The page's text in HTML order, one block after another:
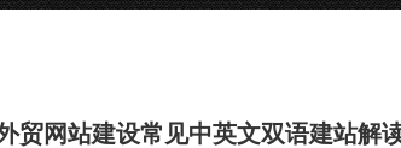
贸网站建设常见中英文双语建站解